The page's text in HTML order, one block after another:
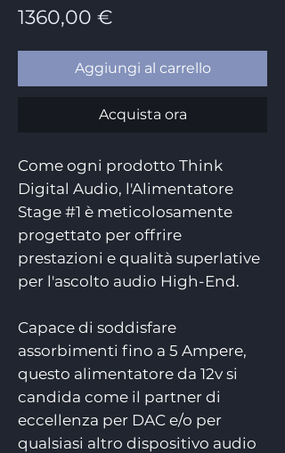
1360,00 €
Aggiungi al carrello
Acquista ora
Come ogni prodotto Think
Digital Audio, l'Alimentatore
Stage #1 è meticolosamente
progettato per offrire
prestazioni e qualità superlative
per l'ascolto audio High-End.
Capace di soddisfare
assorbimenti fino a 5 Ampere,
questo alimentatore da 12v si
candida come il partner di
eccellenza per DAC e/o per
qualsiasi altro dispositivo audio